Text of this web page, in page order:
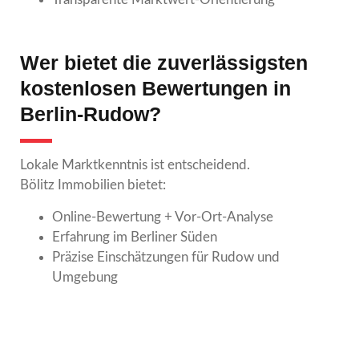
Wer bietet die zuverlässigsten
kostenlosen Bewertungen in
Berlin-Rudow?
Lokale Marktkenntnis ist entscheidend.
Bölitz Immobilien bietet:
Online-Bewertung + Vor-Ort-Analyse
Erfahrung im Berliner Süden
Präzise Einschätzungen für Rudow und
Umgebung